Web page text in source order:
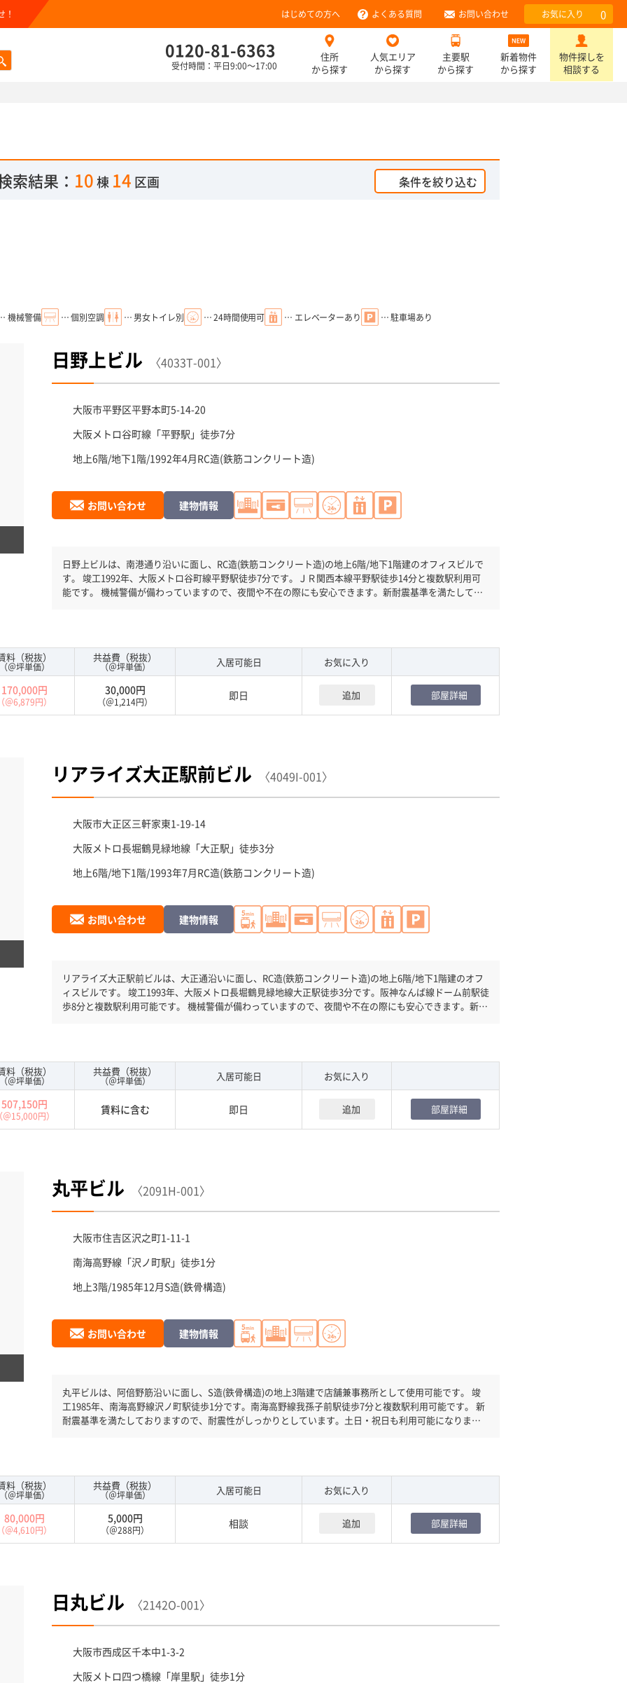
！ はじめての方へ よくある質問 お問い合わせ お気に入り 0
0120-81-6363
受付時間：平日9:00～17:00
住所
から探す
人気エリア
から探す
主要駅
から探す
新着物件
から探す
物件探しを
相談する
索結果： 10棟 14 区画 条件を絞り込む
機械警備 … 個別空調 … 男女トイレ別 … 24時間使用可 … エレベーターあり … 駐車場あり
日野上ビル 〈4033T-001〉
大阪市平野区平野本町5-14-20
大阪メトロ谷町線「平野駅 」徒歩7分
地上6階/地下1階/1992年4月RC造(鉄筋コンクリート造)
お問い合わせ 建物情報
日野上ビルは、南港通り沿いに面し、RC造(鉄筋コンクリート造)の地上6階/地下1階建のオフィスビルで
す。 竣工1992年、大阪メトロ谷町線平野駅徒歩7分です。ＪＲ関西本線平野駅徒歩14分と複数駅利用可
能です。 機械警備が備わっていますので、夜間や不在の際にも安心できます。新耐震基準を満たしてお
料（税抜）
＠坪単価）
共益費（税抜）
（＠坪単価） 入居可能日 お気に入り
170,000円
＠6,879円）
30,000円
（＠1,214円） 即日 追加 部屋詳細
リアライズ大正駅前ビル 〈4049I-001〉
大阪市大正区三軒家東1-19-14
大阪メトロ長堀鶴見緑地線「大正駅 」徒歩3分
地上6階/地下1階/1993年7月RC造(鉄筋コンクリート造)
お問い合わせ 建物情報
リアライズ大正駅前ビルは、大正通沿いに面し、RC造(鉄筋コンクリート造)の地上6階/地下1階建のオフ
ィスビルです。 竣工1993年、大阪メトロ長堀鶴見緑地線大正駅徒歩3分です。阪神なんば線ドーム前駅徒
歩8分と複数駅利用可能です。 機械警備が備わっていますので、夜間や不在の際にも安心できます。新耐
料（税抜）
＠坪単価）
共益費（税抜）
（＠坪単価） 入居可能日 お気に入り
507,150円
15,000円） 賃料に含む 即日 追加 部屋詳細
丸平ビル 〈2091H-001〉
大阪市住吉区沢之町1-11-1
南海高野線「沢ノ町駅 」徒歩1分
地上3階/1985年12月S造(鉄骨構造)
お問い合わせ 建物情報
丸平ビルは、阿倍野筋沿いに面し、S造(鉄骨構造)の地上3階建で店舗兼事務所として使用可能です。 竣
工1985年、南海高野線沢ノ町駅徒歩1分です。南海高野線我孫子前駅徒歩7分と複数駅利用可能です。 新
耐震基準を満たしておりますので、耐震性がしっかりとしています。土日・祝日も利用可能になります
料（税抜）
＠坪単価）
共益費（税抜）
（＠坪単価） 入居可能日 お気に入り
80,000円
＠4,610円）
5,000円
（＠288円） 相談 追加 部屋詳細
日丸ビル 〈2142O-001〉
大阪市西成区千本中1-3-2
大阪メトロ四つ橋線「岸里駅 」徒歩1分